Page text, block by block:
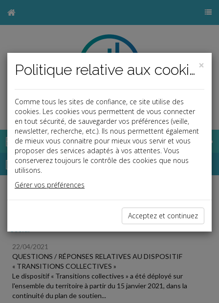
Base documentaire
Dépêches
Liste des dernières dépêches
22/04/2021
QUESTIONS / RÉPONSES RELATIVES AU DISPOSITIF
« TRANSITIONS COLLECTIVES »
Le dispositif « Transitions collectives » a été déployé sur
l'ensemble du territoire à partir du 15 janvier 2021, dans la
continuité du plan de soutien...
×
Politique relative aux cookies
Comme tous les sites de confiance, ce site utilise des
cookies. Les cookies vous permettent de vous connecter
en tout sécurité, de sauvegarder vos préférences (veille,
newsletter, recherche, etc.). Ils nous permettent également
de mieux vous connaitre pour mieux vous servir et vous
proposer des services adaptés à vos attentes. Vous
conserverez toujours le contrôle des cookies que nous
utilisons.
Gérer vos préférences
Acceptez et continuez